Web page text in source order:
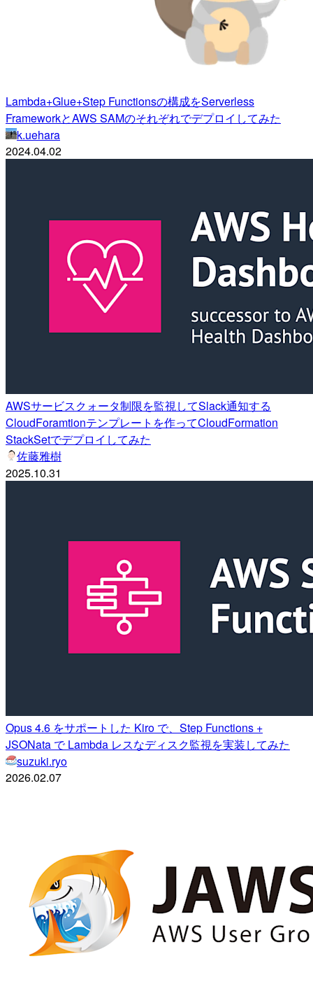
Lambda+Glue+Step Functionsの構成をServerless
FrameworkとAWS SAMのそれぞれでデプロイしてみた
k.uehara
2024.04.02
AWSサービスクォータ制限を監視してSlack通知する
CloudForamtionテンプレートを作ってCloudFormation
StackSetでデプロイしてみた
佐藤雅樹
2025.10.31
Opus 4.6 をサポートした Kiro で、Step Functions +
JSONata で Lambda レスなディスク監視を実装してみた
suzuki.ryo
2026.02.07